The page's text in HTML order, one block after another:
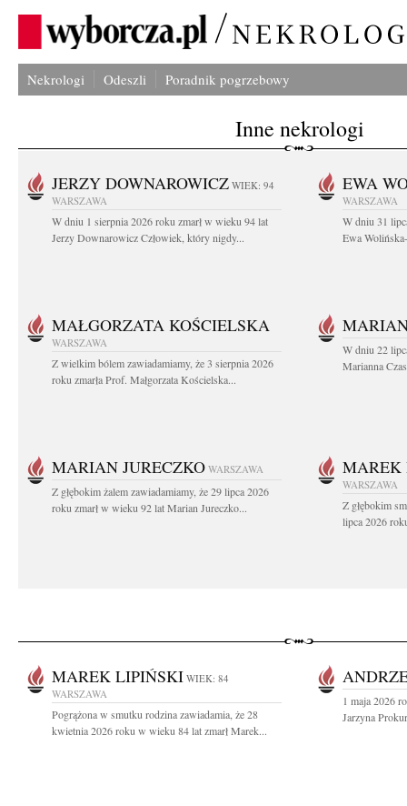
Nekrologi Odeszli Poradnik pogrzebowy
Inne nekrologi
JERZY DOWNAROWICZ WIEK: 94
WARSZAWA
W dniu 1 sierpnia 2026 roku zmarł w wieku 94 lat
Jerzy Downarowicz Człowiek, który nigdy...
EWA
WARSZAWA
W dniu 31
Ewa
MAŁGORZATA KOŚCIELSKA
WARSZAWA
Z wielkim bólem zawiadamiamy, że 3 sierpnia 2026
roku zmarła Prof. Małgorzata Kościelska...
W dniu 22
Marianna
MARIAN JURECZKO WARSZAWA
Z głębokim żalem zawiadamiamy, że 29 lipca 2026
roku zmarł w wieku 92 lat Marian Jureczko...
MAREK
WARSZAWA
Z głębokim
lipca 2026
MAREK LIPIŃSKI WIEK: 84
WARSZAWA
Pogrążona w smutku rodzina zawiadamia, że 28
kwietnia 2026 roku w wieku 84 lat zmarł Marek...
1 maja 2026
Jarzyna